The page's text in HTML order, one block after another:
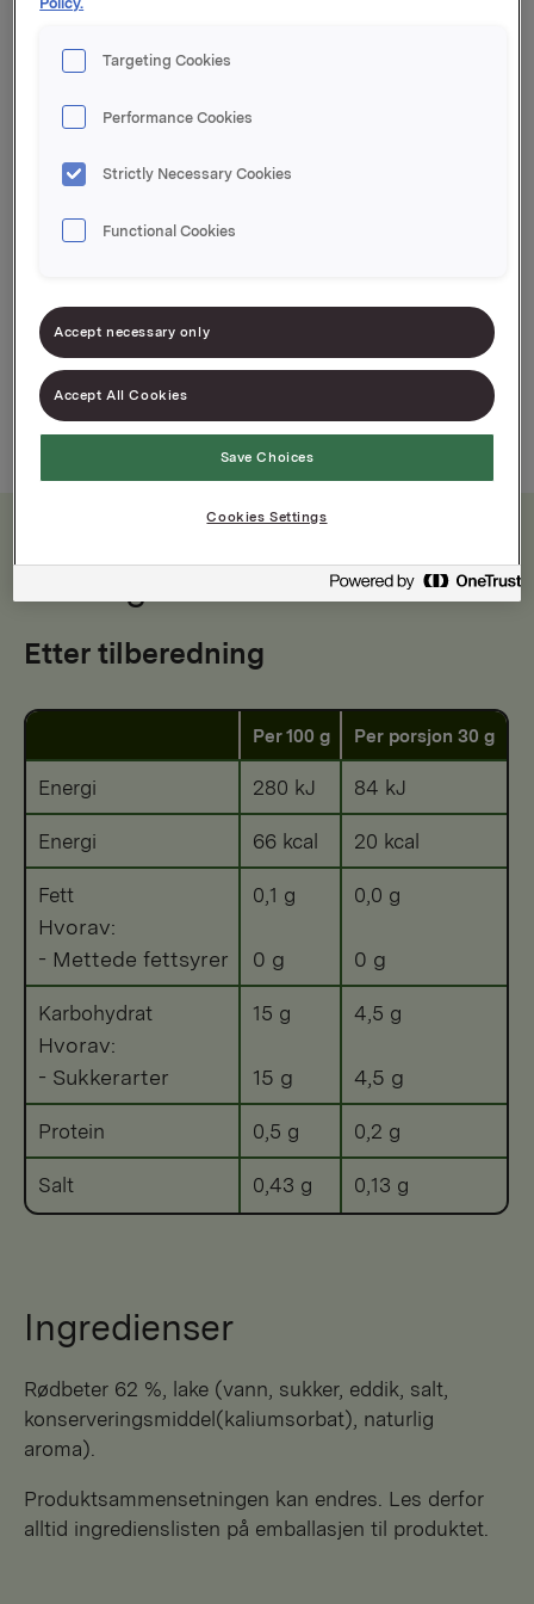
Nettovekt 9,0 kg, derav 5,6 kg rødbetskiver
Klassiske rødbeter i skiver
landbruk
9kg 3kg
Etter tilberedning
Per 100 g Per porsjon 30 g
Energi 280 kJ 84 kJ
Energi 66 kcal 20 kcal
Fett
Hvorav:
- Mettede fettsyrer
0,1 g
0 g
0,0 g
0 g
Karbohydrat
Hvorav:
- Sukkerarter
15 g
15 g
4,5 g
4,5 g
Protein 0,5 g 0,2 g
Salt 0,43 g 0,13 g
Ingredienser
rødbeter 62 %, lake (vann, sukker, eddik, salt,
konserveringsmiddel(kaliumsorbat), naturlig
aroma).
Produktsammensetningen kan endres. Les derfor
alltid ingredienslisten på emballasjen til produktet.
Targeting Cookies
Performance Cookies
Strictly Necessary Cookies
Functional Cookies
Accept necessary only
Accept All Cookies
Save Choices
Cookies Settings